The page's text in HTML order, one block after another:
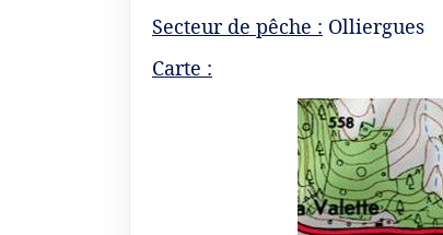
Secteur de pêche : Olliergues
Carte :